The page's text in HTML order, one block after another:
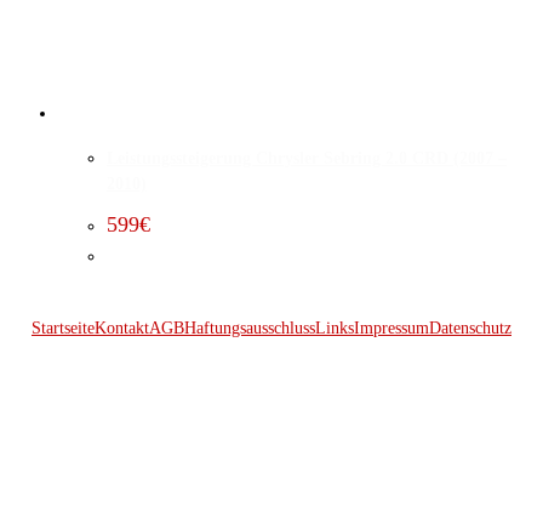
599€
StartseiteKontaktAGBHaftungsausschlussLinksImpressumDatenschutz